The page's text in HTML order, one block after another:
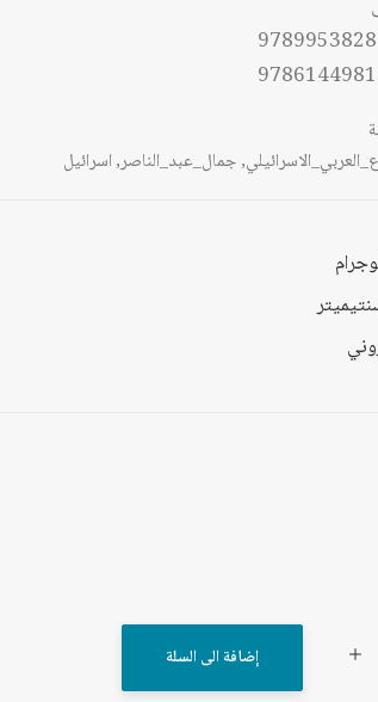
,جمال_عبد_الناصر,اسرائيل
إضافة الى السلة